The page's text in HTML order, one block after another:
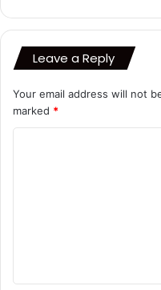
Leave a Reply
Your email address will not
marked *
t